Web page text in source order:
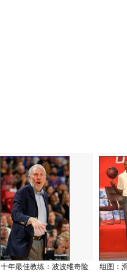
十年最佳教练：波波维奇险
组图：